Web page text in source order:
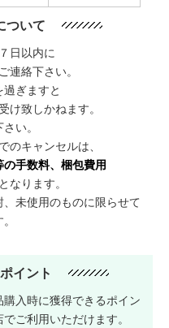
ついて
日以内に
連絡下さい。
ぎますと
け致しかねます。
い。
のキャンセルは、
手数料、梱包費用
となります。
未使用のものに限らせて
イント
入時に獲得できるポイン
ご利用いただけます。